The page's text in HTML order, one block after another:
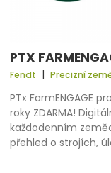
PTX
Fendt | Precizní
PTx FarmENGAGE
roky ZDARMA!
každodenním
přehled o strojích,